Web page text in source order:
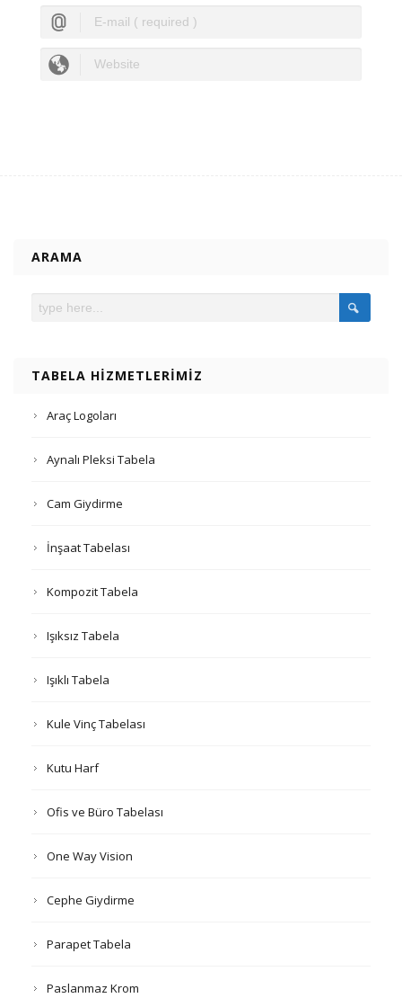
ARAMA
TABELA HIZMETLERIMIZ
Araç Logoları
Aynalı Pleksi Tabela
Cam Giydirme
İnşaat Tabelası
Kompozit Tabela
Işıksız Tabela
Işıklı Tabela
Kule Vinç Tabelası
Kutu Harf
Ofis ve Büro Tabelası
One Way Vision
Cephe Giydirme
Parapet Tabela
Paslanmaz Krom